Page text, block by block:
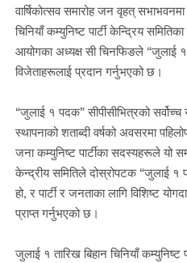
वार्षिकोत्सव समारोह जन वृहत्
चिनियाँ कम्युनिष्ट पार्टी केन्द्रिय
आयोगका अध्यक्ष सी चिनफिङले “जुलाई १
विजेताहरूलाई प्रदान गर्नुभएको छ।
“जुलाई १ पदक” सीपीसीभित्रको
स्थापनाको शताब्दी वर्षको अवसरमा
जना कम्युनिष्ट पार्टीका सदस्यहरूले यो
केन्द्रीय समितिले दोस्रोपटक “जुलाई १
हो, र पार्टी र जनताका लागि विशिष्ट
प्राप्त गर्नुभएको छ।
जुलाई १ तारिख बिहान चिनियाँ कम्युनिष्ट